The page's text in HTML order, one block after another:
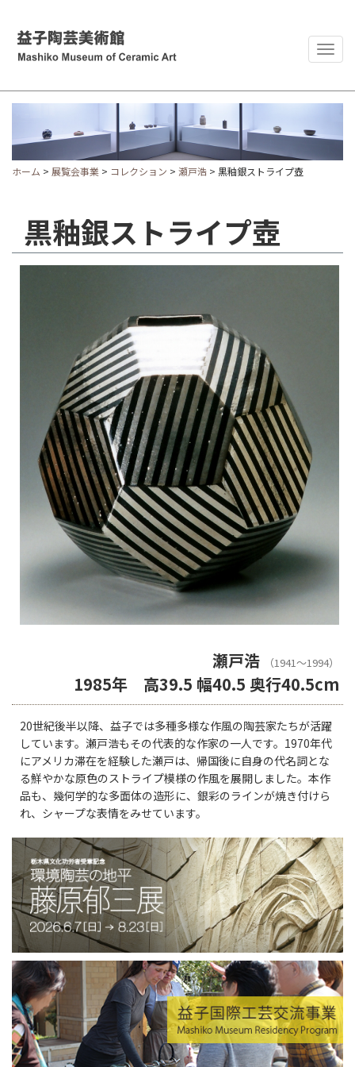
ホーム > 展覧会事業 > コレクション > 瀬戸浩 > 黒釉銀ストライプ壺
黒釉銀ストライプ壺
瀬戸浩 （1941〜1994）
1985年 高39.5 幅40.5 奥行40.5cm
20世紀後半以降、益子では多種多様な作風の陶芸家たちが活躍
しています。瀬戸浩もその代表的な作家の一人です。1970年代
にアメリカ滞在を経験した瀬戸は、帰国後に自身の代名詞とな
る鮮やかな原色のストライプ模様の作風を展開しました。本作
品も、幾何学的な多面体の造形に、銀彩のラインが焼き付けら
れ、シャープな表情をみせています。